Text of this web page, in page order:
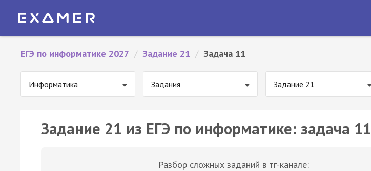
ЕГЭ по информатике 2027 / Задание 21 / Задача 11
Информатика Задания Задание 21
Задание 21 из ЕГЭ по информатике: задача 11
Разбор сложных заданий в тг-канале: